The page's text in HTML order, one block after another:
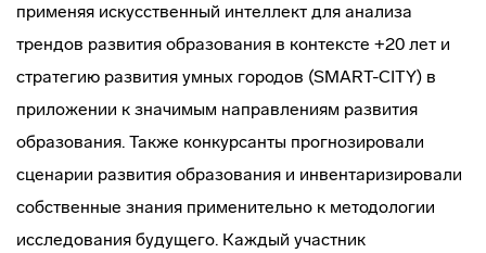
применяя искусственный интеллект для анализа
трендов развития образования в контексте +20 лет и
стратегию развития умных городов (SMART-CITY) в
приложении к значимым направлениям развития
образования. Также конкурсанты прогнозировали
сценарии развития образования и инвентаризировали
собственные знания применительно к методологии
исследования будущего. Каждый участник